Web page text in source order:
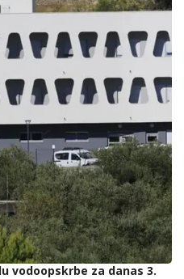
vodoopskrbe za danas 3.